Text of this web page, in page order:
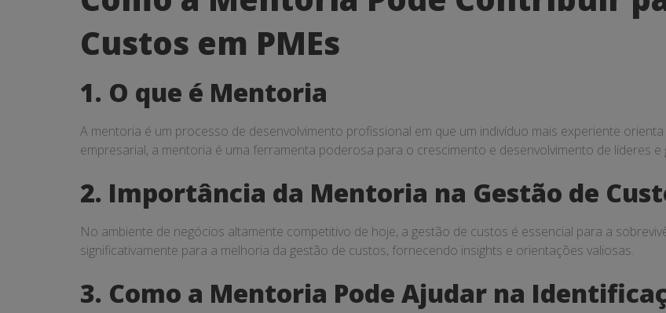
a
Mentoria
Pode
Contribuir
para
Gestão
de
Custos
em
Custos em PMEs
1. O que é Mentoria
A mentoria é um processo de desenvolvimento profissional em que um indivíduo mais experiente
empresarial, a mentoria é uma ferramenta poderosa para o crescimento e desenvolvimento de líderes e
2. Importância da Mentoria na Gestão de
No ambiente de negócios altamente competitivo de hoje, a gestão de custos é essencial para a
significativamente para a melhoria da gestão de custos, fornecendo insights e orientações valiosas.
3. Como a Mentoria Pode Ajudar na